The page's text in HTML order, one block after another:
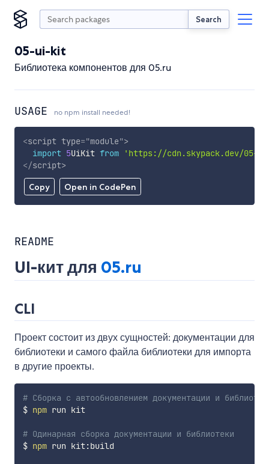
Search
05-ui-kit
Библиотека компонентов для 05.ru
USAGE no npm install needed!
Copy Open in CodePen
<script type="module">
import 5UiKit from
'https://cdn.skypack.dev/05-
</script>
README
UI-кит для 05.ru
CLI
Проект состоит из двух сущностей: документации для
библиотеки и самого файла библиотеки для импорта
в другие проекты.
# Сборка с автообновлением документации и
$ npm run kit
# Одинарная сборка документации и библиотеки
$ npm run kit:build